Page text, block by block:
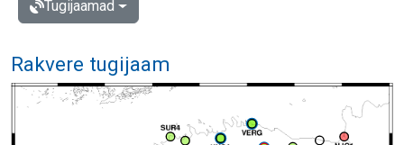
Tugijaamad
Rakvere tugijaam